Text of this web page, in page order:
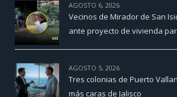
AGOSTO 6, 2026
Vecinos de Mirador de San
ante proyecto de vivienda
AGOSTO 5, 2026
Tres colonias de Puerto
más caras de Jalisco